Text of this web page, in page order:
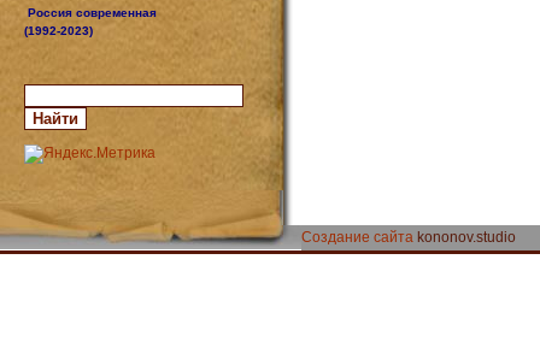
Россия современная
(1992-2023)
Создание сайта kononov.studio